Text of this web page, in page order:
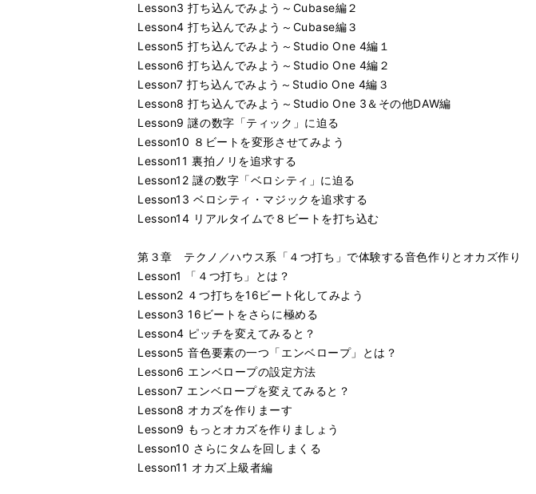
Lesson3 打ち込んでみよう～Cubase編２
Lesson4 打ち込んでみよう～Cubase編３
Lesson5 打ち込んでみよう～Studio One 4編１
Lesson6 打ち込んでみよう～Studio One 4編２
Lesson7 打ち込んでみよう～Studio One 4編３
Lesson8 打ち込んでみよう～Studio One 3＆その他DAW編
Lesson9 謎の数字「ティック」に迫る
Lesson10 ８ビートを変形させてみよう
Lesson11 裏拍ノリを追求する
Lesson12 謎の数字「ベロシティ」に迫る
Lesson13 ベロシティ・マジックを追求する
Lesson14 リアルタイムで８ビートを打ち込む
第３章 テクノ／ハウス系「４つ打ち」で体験する音色作りとオカズ作り
Lesson1 「４つ打ち」とは？
Lesson2 ４つ打ちを16ビート化してみよう
Lesson3 16ビートをさらに極める
Lesson4 ピッチを変えてみると？
Lesson5 音色要素の一つ「エンベロープ」とは？
Lesson6 エンベロープの設定方法
Lesson7 エンベロープを変えてみると？
Lesson8 オカズを作りまーす
Lesson9 もっとオカズを作りましょう
Lesson10 さらにタムを回しまくる
Lesson11 オカズ上級者編